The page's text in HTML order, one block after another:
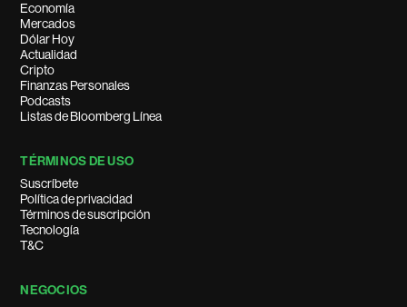
Economía
Mercados
Dólar Hoy
Actualidad
Cripto
Finanzas Personales
Podcasts
Listas de Bloomberg Línea
TÉRMINOS DE USO
Suscríbete
Política de privacidad
Términos de suscripción
Tecnología
T&C
NEGOCIOS